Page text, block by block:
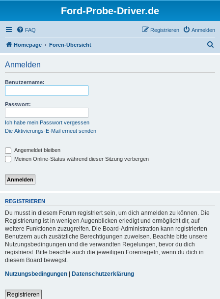
Ford-Probe-Driver.de
FAQ Anmelden
Registrieren
Homepage Foren-Übersicht
Anmelden
Benutzername:
Passwort:
Ich habe mein Passwort vergessen
Die Aktivierungs-E-Mail erneut senden
Angemeldet bleiben
Meinen Online-Status während dieser Sitzung verbergen
REGISTRIEREN
Du musst in diesem Forum registriert sein, um dich anmelden zu können. Die
Registrierung ist in wenigen Augenblicken erledigt und ermöglicht dir, auf
weitere Funktionen zuzugreifen. Die Board-Administration kann registrierten
Benutzern auch zusätzliche Berechtigungen zuweisen. Beachte bitte unsere
Nutzungsbedingungen und die verwandten Regelungen, bevor du dich
registrierst. Bitte beachte auch die jeweiligen Forenregeln, wenn du dich in
diesem Board bewegst.
Nutzungsbedingungen | Datenschutzerklärung
Registrieren